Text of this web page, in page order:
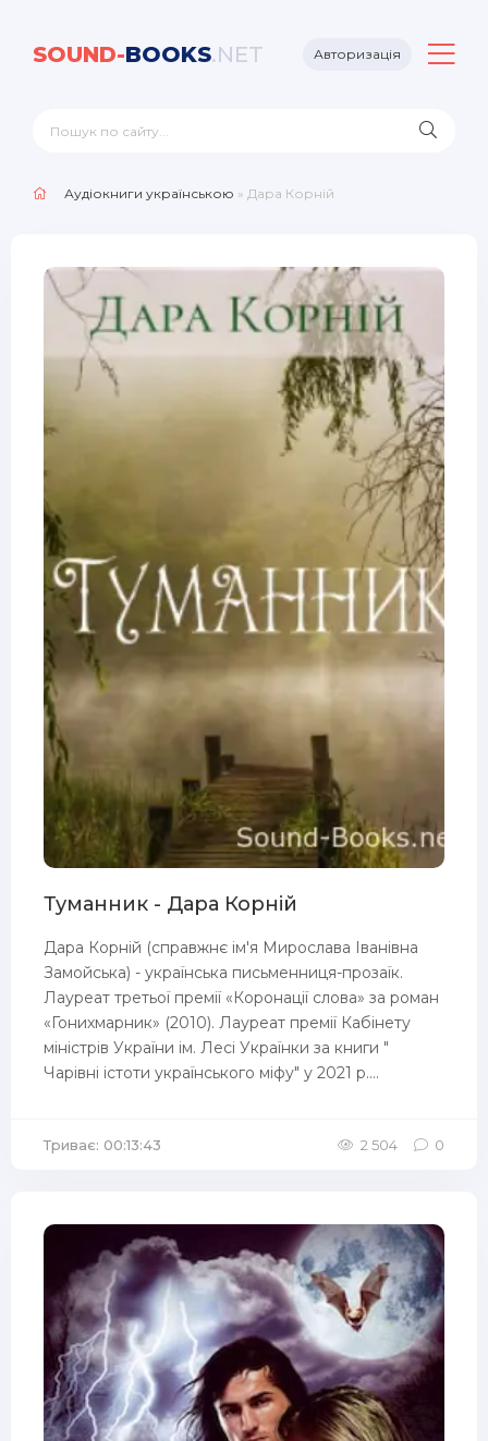
SOUND-BOOKS.NET Авторизація
Аудіокниги українською » Дара Корній
Туманник - Дара Корній
Дара Корній (справжнє ім'я Мирослава Іванівна
Замойська) - українська письменниця-прозаїк.
Лауреат третьої премії «Коронації слова» за роман
«Гонихмарник» (2010). Лауреат премії Кабінету
міністрів України ім. Лесі Українки за книги "
Чарівні істоти українського міфу" у 2021 р....
Триває: 00:13:43 2 504 0